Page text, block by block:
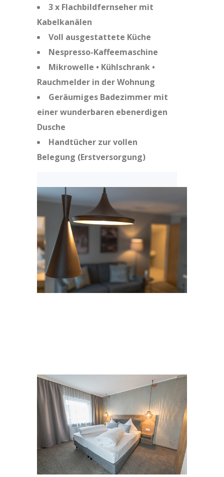
3 x Flachbildfernseher mit
Kabelkanälen
Voll ausgestattete Küche
Nespresso-Kaffeemaschine
Mikrowelle • Kühlschrank •
Rauchmelder in der Wohnung
Geräumiges Badezimmer mit
einer wunderbaren ebenerdigen
Dusche
Handtücher zur vollen
Belegung (Erstversorgung)